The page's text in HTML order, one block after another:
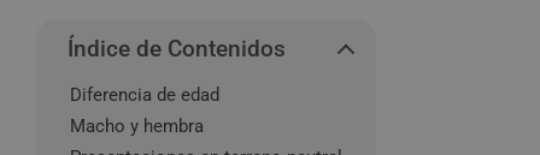
Índice de Contenidos
Diferencia de edad
Macho y hembra